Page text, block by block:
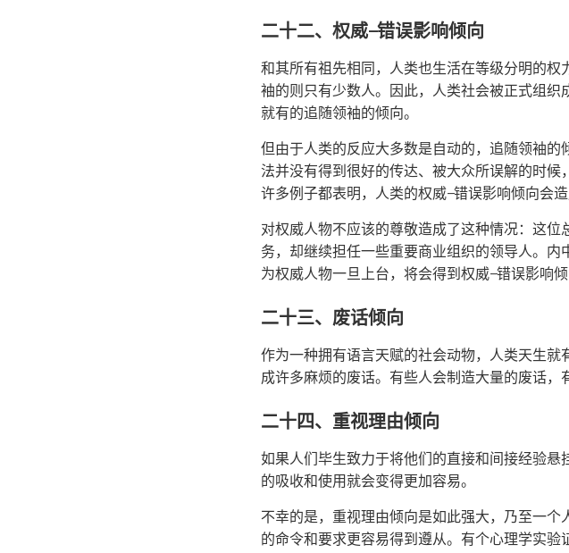
二十二、权威—错误影响倾向
和其所有祖先相同，人类也生活在等级分明的
袖的则只有少数人。因此，人类社会被正式组
就有的追随领袖的倾向。
但由于人类的反应大多数是自动的，追随领袖
法并没有得到很好的传达、被大众所误解的时
许多例子都表明，人类的权威—错误影响倾向会造
对权威人物不应该的尊敬造成了这种情况：这
务，却继续担任一些重要商业组织的领导人。
为权威人物一旦上台，将会得到权威—错误影响
二十三、废话倾向
作为一种拥有语言天赋的社会动物，人类天生
成许多麻烦的废话。有些人会制造大量的废话，
二十四、重视理由倾向
如果人们毕生致力于将他们的直接和间接经验
的吸收和使用就会变得更加容易。
不幸的是，重视理由倾向是如此强大，乃至一
的命令和要求更容易得到遵从。有个心理学实